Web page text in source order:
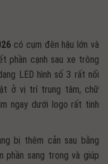
có cụm đèn hậu lớn và
phần cạnh sau xe trông
LED hình số 3 rất nổi
ở vị trí trung tâm, chữ
ngay dưới logo rất tinh
bị thêm cản sau bằng
sang trọng và giúp